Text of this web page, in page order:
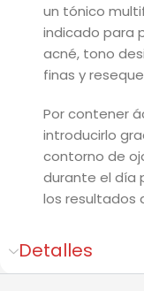
un tónico
indicado para
acné, tono
finas y
Por contener
introducirlo
contorno de
durante el día
los resultados
Detalles